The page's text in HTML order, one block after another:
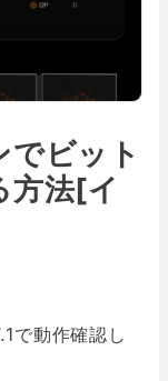
ビット
方法[イ
で動作確認し